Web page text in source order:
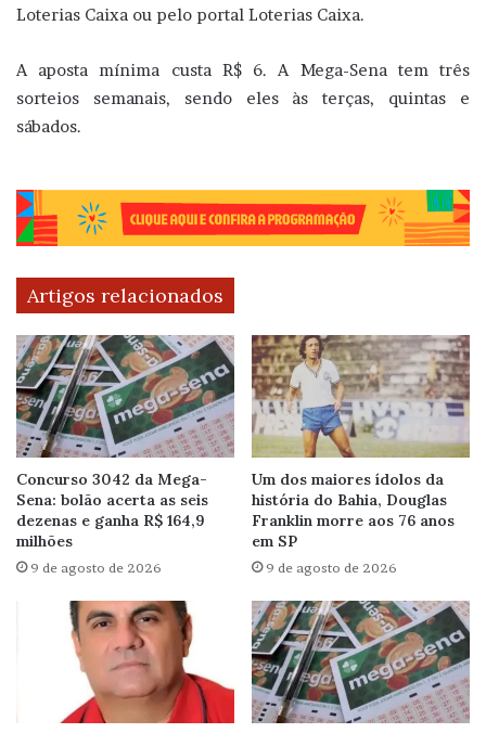
Loterias Caixa ou pelo portal Loterias Caixa.
A aposta mínima custa R$ 6. A Mega-Sena tem três
sorteios semanais, sendo eles às terças, quintas e
sábados.
Artigos relacionados
Concurso 3042 da Mega-
Sena: bolão acerta as seis
dezenas e ganha R$ 164,9
milhões
9 de agosto de 2026
Um dos maiores ídolos da
história do Bahia, Douglas
Franklin morre aos 76 anos
em SP
9 de agosto de 2026